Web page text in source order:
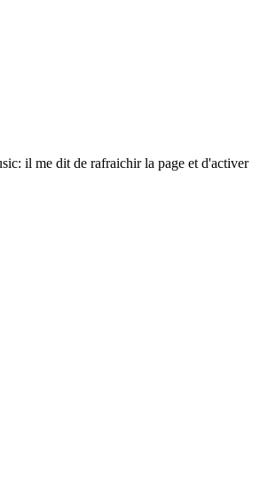
il me dit de rafraichir la page et d'activer